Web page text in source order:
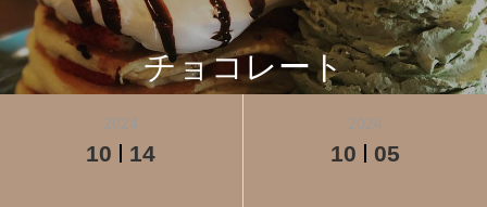
チョコレート
2024
10 14
2024
10 05